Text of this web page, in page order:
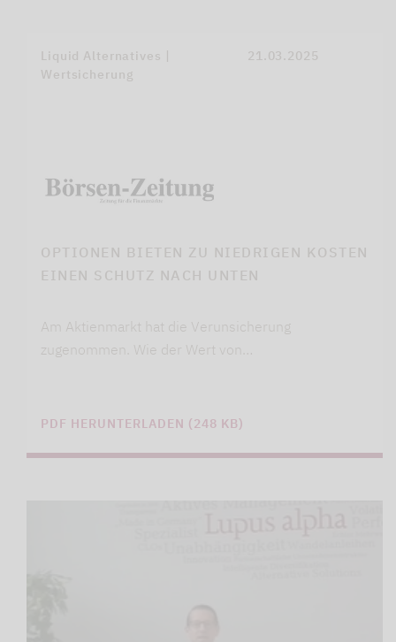
Liquid Alternatives |
Wertsicherung
21.03.2025
OPTIONEN BIETEN ZU NIEDRIGEN KOSTEN
EINEN SCHUTZ NACH UNTEN
Am Aktienmarkt hat die Verunsicherung
zugenommen. Wie der Wert von…
PDF HERUNTERLADEN (248 KB)